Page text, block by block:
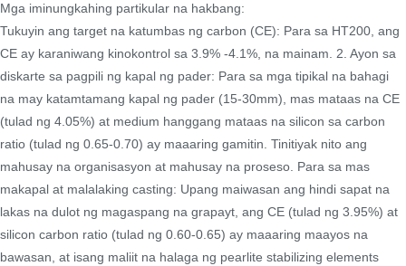
Mga iminungkahing partikular na hakbang:
Tukuyin ang target na katumbas ng carbon (CE): Para sa HT200, ang
CE ay karaniwang kinokontrol sa 3.9% -4.1%, na mainam. 2. Ayon sa
diskarte sa pagpili ng kapal ng pader: Para sa mga tipikal na bahagi
na may katamtamang kapal ng pader (15-30mm), mas mataas na CE
(tulad ng 4.05%) at medium hanggang mataas na silicon sa carbon
ratio (tulad ng 0.65-0.70) ay maaaring gamitin. Tinitiyak nito ang
mahusay na organisasyon at mahusay na proseso. Para sa mas
makapal at malalaking casting: Upang maiwasan ang hindi sapat na
lakas na dulot ng magaspang na grapayt, ang CE (tulad ng 3.95%) at
silicon carbon ratio (tulad ng 0.60-0.65) ay maaaring maayos na
bawasan, at isang maliit na halaga ng pearlite stabilizing elements